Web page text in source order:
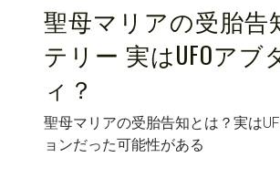
聖母マリアの受胎告
テリー 実はUFOアブ
ィ？
聖母マリアの受胎告知とは？実は
ョンだった可能性がある